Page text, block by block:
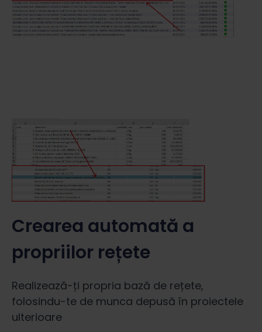
Crearea automată a
propriilor rețete
Realizează-ți propria bază de rețete,
folosindu-te de munca depusă în proiectele
ulterioare